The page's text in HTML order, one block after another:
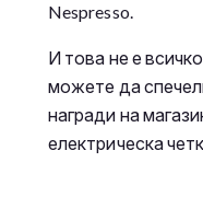
Nespresso.
И това не е
можете да
награди на
електрическа